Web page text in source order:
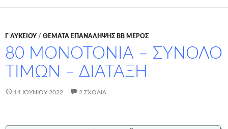
Γ ΛΥΚΕΊΟΥ / ΘΕΜΑΤΑ ΕΠΑΝΑΛΗΨΗΣ ΒΒ ΜΕΡΟΣ
80 ΜΟΝΟΤΟΝΙΑ – ΣΥΝΟΛΟ
ΤΙΜΩΝ – ΔΙΑΤΑΞΗ
14 ΙΟΥΝΊΟΥ 2022 2 ΣΧΌΛΙΑ